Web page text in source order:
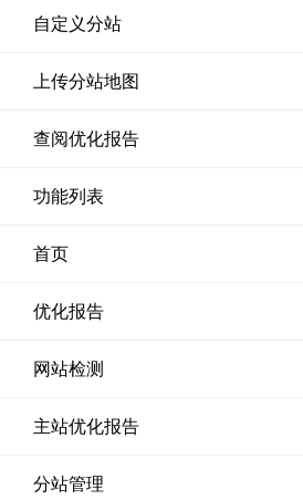
自定义分站
上传分站地图
查阅优化报告
功能列表
首页
优化报告
网站检测
主站优化报告
分站管理